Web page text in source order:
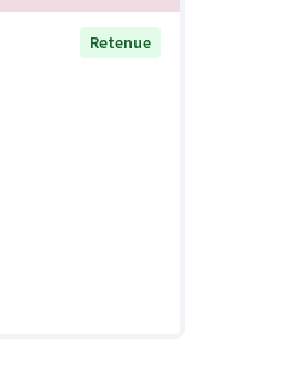
Retenue